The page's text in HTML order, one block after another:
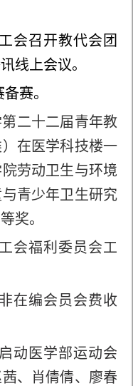
会召开教代会团
线上会议。
赛。
二十二届青年教
在医学科技楼一
劳动卫生与环境
青少年卫生研究
奖。
会福利委员会工
在编会员会费收
动医学部运动会
、肖倩倩、廖春